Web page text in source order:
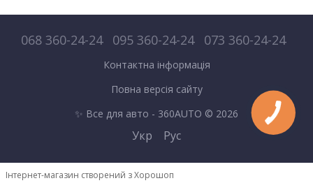
068 360-24-24 095 360-24-24 073 360-24-24
Контактна інформація
Повна версія сайту
✨ Все для авто - 360AUTO © 2026
Укр Рус
Інтернет-магазин створений з Хорошоп